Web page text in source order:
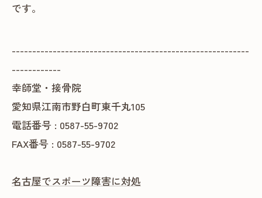
です。
----------------------------------------------------------
------------
幸師堂・接骨院
愛知県江南市野白町東千丸105
電話番号 : 0587-55-9702
FAX番号 : 0587-55-9702
名古屋でスポーツ障害に対処